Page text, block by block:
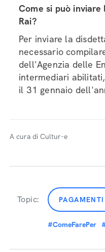
Come si può
Rai?
Per inviare la
necessario
dell'Agenzia delle
intermediari
il 31 gennaio
A cura di Cultur-e
Topic:
#ComeFarePer